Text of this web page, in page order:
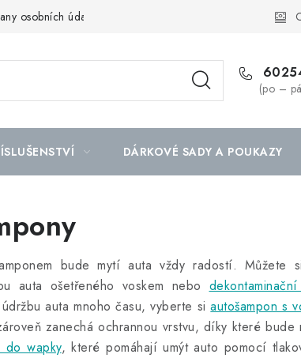
osobních údajů
(po –
DÁRKOVÉ SADY A POUKAZY
bude mytí auta vždy radostí. Můžete
auta ošetřeného voskem nebo
auta mnoho času, vyberte siautošampon s
zanechá ochrannou vrstvu, díky které
do wapky, které pomáhají umýt auto pomocí